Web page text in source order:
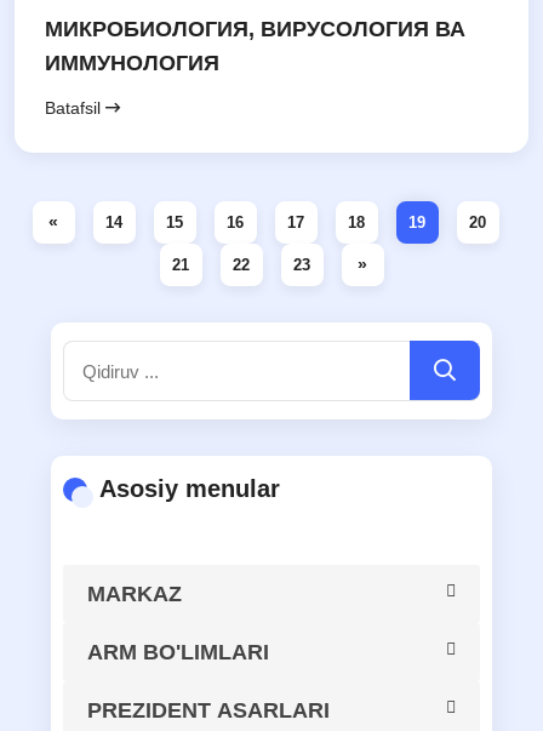
МИКРОБИОЛОГИЯ, ВИРУСОЛОГИЯ ВА
ИММУНОЛОГИЯ
Batafsil
« 14 15 16 17 18 19 20
21 22 23 »
Asosiy menular
MARKAZ
ARM BO'LIMLARI
PREZIDENT ASARLARI